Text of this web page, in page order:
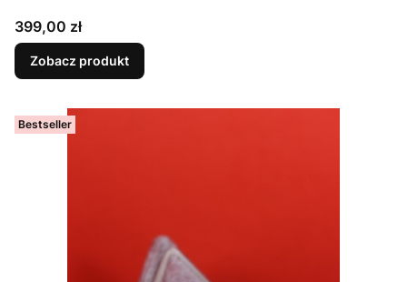
Cena
399,00 zł
Zobacz produkt
Bestseller